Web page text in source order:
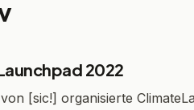
2022
[sic!] organisierte